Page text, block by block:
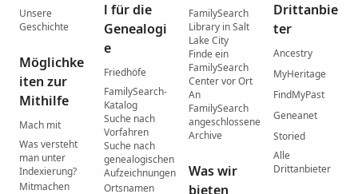
Unsere
Geschichte
Möglichke
iten zur
Mithilfe
Mach mit
Was versteht
man unter
Indexierung?
Mitmachen
l für die
Genealogi
e
Friedhöfe
FamilySearch-
Katalog
Suche nach
Vorfahren
Suche nach
genealogischen
Aufzeichnungen
Ortsnamen
FamilySearch
Library in Salt
Lake City
Finde ein
FamilySearch
Center vor Ort
An
FamilySearch
angeschlossene
Archive
Was wir
bieten
Drittanbie
ter
Ancestry
MyHeritage
FindMyPast
Geneanet
Storied
Alle
Drittanbieter